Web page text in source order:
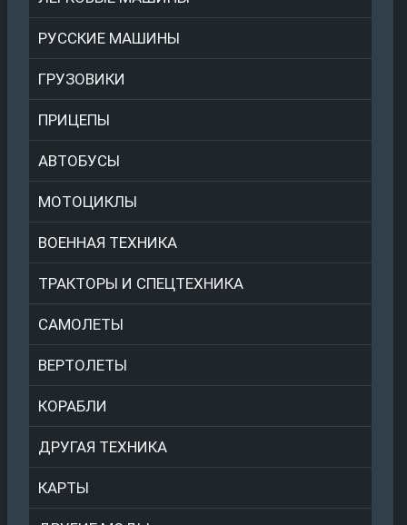
РУССКИЕ МАШИНЫ
ГРУЗОВИКИ
ПРИЦЕПЫ
АВТОБУСЫ
МОТОЦИКЛЫ
ВОЕННАЯ ТЕХНИКА
ТРАКТОРЫ И СПЕЦТЕХНИКА
САМОЛЕТЫ
ВЕРТОЛЕТЫ
КОРАБЛИ
ДРУГАЯ ТЕХНИКА
КАРТЫ